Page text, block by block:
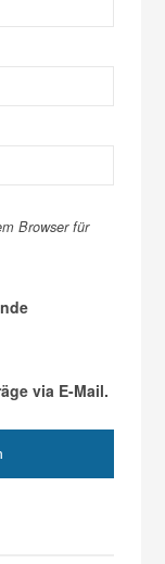
Browser für
via E-Mail.